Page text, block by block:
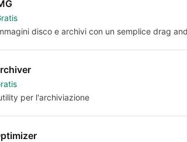
disco e archivi con un semplice drag
per l'archiviazione